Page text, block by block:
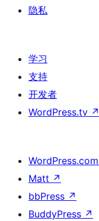
隐私
学习
支持
开发者
WordPress.tv ↗
WordPress.com
Matt ↗
bbPress ↗
BuddyPress ↗